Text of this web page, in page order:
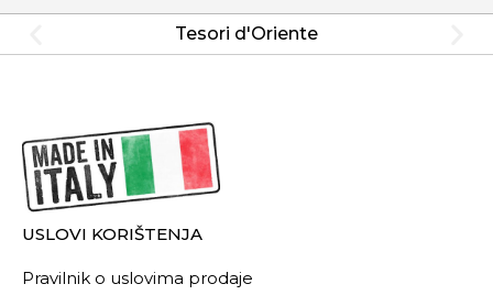
Tesori d'Oriente
USLOVI KORIŠTENJA
Pravilnik o uslovima prodaje